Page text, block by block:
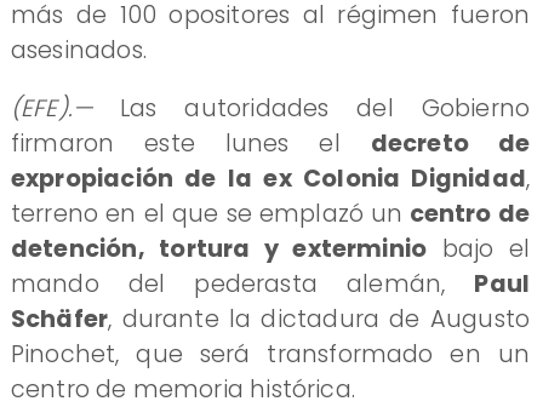
más de 100 opositores al régimen fueron
asesinados.
(EFE).—Las autoridades del Gobierno
firmaron este lunes el decreto de
expropiación de la ex Colonia Dignidad,
terreno en el que se emplazó un centro de
detención, tortura y exterminio bajo el
mando del pederasta alemán, Paul
Schäfer, durante la dictadura de Augusto
Pinochet, que será transformado en un
centro de memoria histórica.